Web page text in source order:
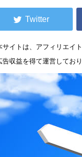
イトは、アフィリエイ
告収益を得て運営してお